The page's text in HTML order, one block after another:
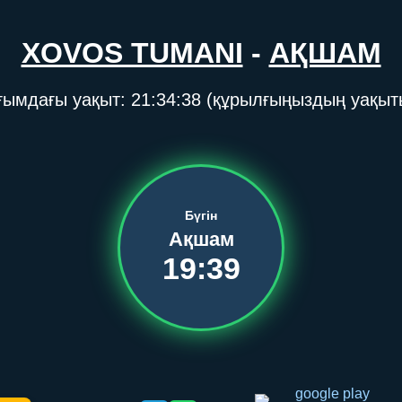
XOVOS TUMANI - АҚШАМ
уақыт: 21:34:38 (құрылғыңыздың
Бүгін
Ақшам
19:39